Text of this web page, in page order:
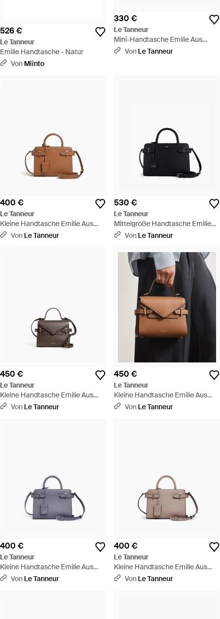
526 €
Le Tanneur
Emilie Handtasche - Natur
Von Miinto
330 €
Le Tanneur
Mini-Handtasche Emilie Aus
Genarbtem Leder - Braun
Von Le Tanneur
400 €
Le Tanneur
Kleine Handtasche Emilie Aus
Genarbtem Leder Mit
Von Le Tanneur
530 €
Le Tanneur
Mittelgroße Handtasche Emilie
Aus Genarbtem Leder - Blau
Von Le Tanneur
450 €
Le Tanneur
Kleine Handtasche Emilie Aus
Genarbtem Leder Mit
Von Le Tanneur
450 €
Le Tanneur
Kleine Handtasche Emilie Aus
Genarbtem Leder Mit
Von Le Tanneur
400 €
Le Tanneur
Kleine Handtasche Emilie Aus
Genarbtem Leder Mit
Von Le Tanneur
400 €
Le Tanneur
Kleine Handtasche Emilie Aus
Genarbtem Leder Mit
Von Le Tanneur